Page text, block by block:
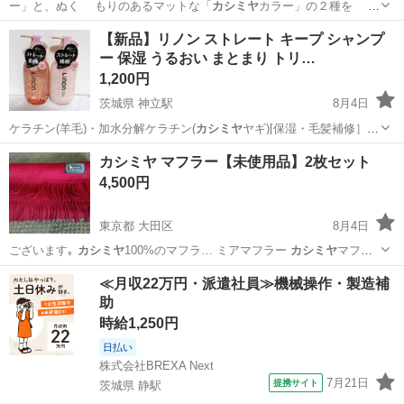
ー」と、ぬく もりのあるマットな「カシミヤカラー」の２種を
セットです。 …
東京 千代田区 水道橋駅 メイクアップ
【新品】リノン ストレート キープ シャンプ
ー 保湿 うるおい まとまり トリ…
1,200円
茨城県 神立駅
8月4日
ケラチン(羊毛)・加水分解ケラチン(カシミヤヤギ)[保湿・毛髪補修］
※3 水溶…
茨城 土浦市 神立駅
カシミヤ マフラー【未使用品】2枚セット
4,500円
東京都 大田区
8月4日
ございます｡ カシミヤ100%のマフラ… ミアマフラー カシミヤマフラ
ー CA…
東京 大田区 小物 カシミヤ
≪月収22万円・派遣社員≫機械操作・製造補
助
時給1,250円
日払い
株式会社BREXA Next
茨城県 静駅
提携サイト 7月21日